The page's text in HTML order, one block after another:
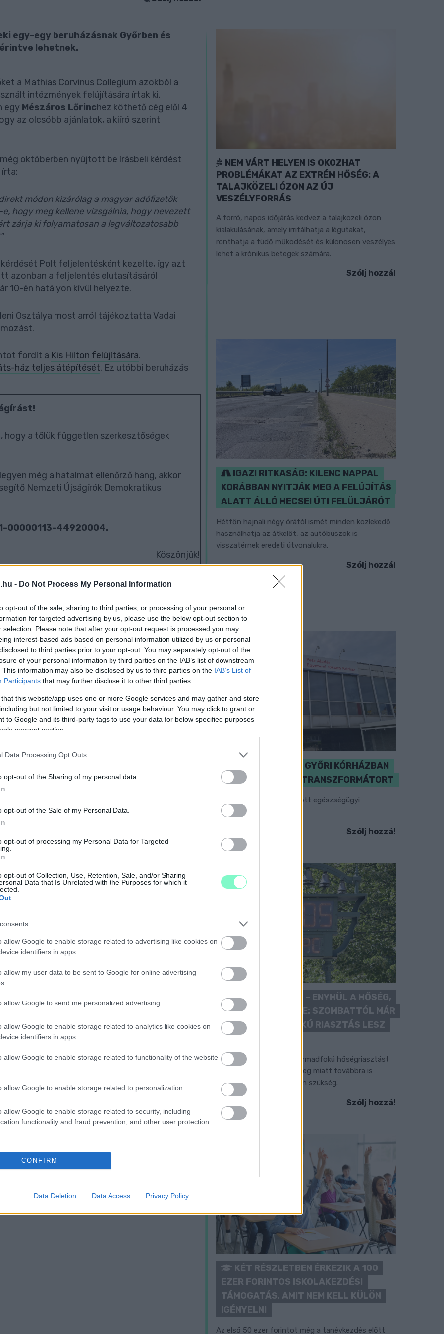
- Do Not Process My Personal Information
opt-out of the sale, sharing to third parties, or processing of your personal or
for targeted advertising by us, please use the below opt-out section to
selection. Please note that after your opt-out request is processed you may
interest-based ads based on personal information utilized by us or personal
to third parties prior to your opt-out. You may separately opt-out of the
of your personal information by third parties on the IAB’s list of downstream
This information may also be disclosed by us to third parties on the IAB’s List of
Participants that may further disclose it to other third parties.
that this website/app uses one or more Google services and may gather and store
but not limited to your visit or usage behaviour. You may click to grant or
to Google and its third-party tags to use your data for below specified purposes
consent section.
Data Processing Opt Outs
opt-out of the Sharing of my personal data.
opt-out of the Sale of my Personal Data.
opt-out of processing my Personal Data for Targeted
opt-out of Collection, Use, Retention, Sale, and/or Sharing
Data that Is Unrelated with the Purposes for which it
allow Google to enable storage related to advertising like cookies on
identifiers in apps.
allow my user data to be sent to Google for online advertising
allow Google to send me personalized advertising.
allow Google to enable storage related to analytics like cookies on
identifiers in apps.
allow Google to enable storage related to functionality of the website
allow Google to enable storage related to personalization.
allow Google to enable storage related to security, including
functionality and fraud prevention, and other user protection.
CONFIRM
Data Deletion Data Access Privacy Policy
egy-egy beruházásnak Győrben és
lehetnek.
a Mathias Corvinus Collegium azokból a
intézmények felújítására írtak ki.
egy Mészáros Lőrinchez köthető cég elől 4
az olcsóbb ajánlatok, a kiíró szerint
októberben nyújtott be írásbeli kérdést
módon kizárólag a magyar adófizetők
hogy meg kellene vizsgálnia, hogy nevezett
zárja ki folyamatosan a legváltozatosabb
Polt feljelentésként kezelte, így azt
azonban a feljelentés elutasításáról
10-én hatályon kívül helyezte.
Osztálya most arról tájékoztatta Vadai
fordít a Kis Hilton felújítására.
ház teljes átépítését. Ez utóbbi beruházás
hogy a tőlük független szerkesztőségek
még a hatalmat ellenőrző hang, akkor
Nemzeti Újságírók Demokratikus
00000113-44920004.
Köszönjük!
Vadai Ágnes Polt Péter Mészáros Lőrinc
NEM VÁRT HELYEN IS OKOZHAT
PROBLÉMÁKAT AZ EXTRÉM HŐSÉG: A
TALAJKÖZELI ÓZON AZ ÚJ
VESZÉLYFORRÁS
A forró, napos időjárás kedvez a talajközeli ózon
kialakulásának, amely irritálhatja a légutakat,
ronthatja a tüdő működését és különösen veszélyes
lehet a krónikus betegek számára.
Szólj hozzá!
IGAZI RITKASÁG: KILENC NAPPAL
KORÁBBAN NYITJÁK MEG A FELÚJÍTÁS
ALATT ÁLLÓ HECSEI ÚTI FELÜLJÁRÓT
Hétfőn hajnali négy órától ismét minden közlekedő
használhatja az átkelőt, az autóbuszok is
visszatérnek eredeti útvonalukra.
Szólj hozzá!
KICSERÉLTÉK A GYŐRI KÓRHÁZBAN
MEGHIBÁSODOTT TRANSZFORMÁTORT
Megkezdték az elhalasztott egészségügyi
ellátásokat.
Szólj hozzá!
KÁNIKULA 2026 - ENYHÜL A HŐSÉG,
DE MÉG NINCS VÉGE: SZOMBATTÓL MÁR
“CSAK” MÁSODFOKÚ RIASZTÁS LESZ
A július vége óta tartó harmadfokú hőségriasztást
mérséklik, de a tartós meleg miatt továbbra is
fokozott óvatosságra van szükség.
Szólj hozzá!
KÉT RÉSZLETBEN ÉRKEZIK A 100
EZER FORINTOS ISKOLAKEZDÉSI
TÁMOGATÁS, AMIT NEM KELL KÜLÖN
IGÉNYELNI
Az első 50 ezer forintot még a tanévkezdés előtt